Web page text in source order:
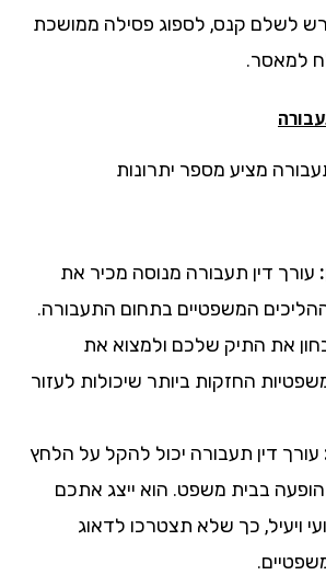
קנס, לספוג פסילה ממושכת
מציע מספר יתרונות
דין תעבורה מנוסה מכיר את
המשפטיים בתחום התעבורה.
את התיק שלכם ולמצוא את
החזקות ביותר שיכולות לעזור
דין תעבורה יכול להקל על הלחץ
בבית משפט. הוא ייצג אתכם
כך שלא תצטרכו לדאוג